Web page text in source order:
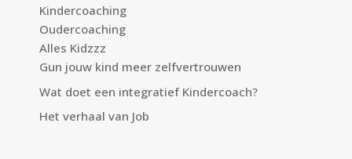
Kindercoaching
Oudercoaching
Alles Kidzzz
Gun jouw kind meer zelfvertrouwen
Wat doet een integratief Kindercoach?
Het verhaal van Job